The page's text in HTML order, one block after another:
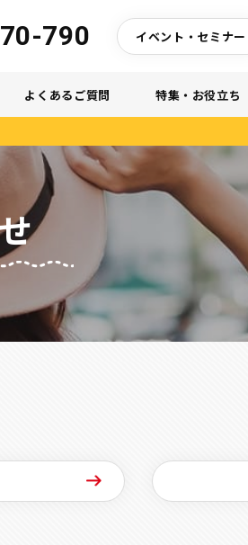
790 イベント・セミナー
よくあるご質問 特集・お役立ち